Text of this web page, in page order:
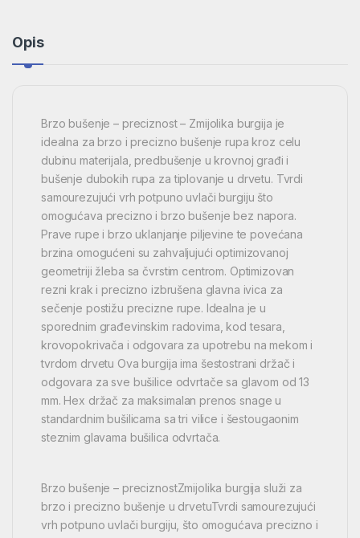
Opis
Brzo bušenje – preciznost – Zmijolika burgija je
idealna za brzo i precizno bušenje rupa kroz celu
dubinu materijala, predbušenje u krovnoj građi i
bušenje dubokih rupa za tiplovanje u drvetu. Tvrdi
samourezujući vrh potpuno uvlači burgiju što
omogućava precizno i brzo bušenje bez napora.
Prave rupe i brzo uklanjanje piljevine te povećana
brzina omogućeni su zahvaljujući optimizovanoj
geometriji žleba sa čvrstim centrom. Optimizovan
rezni krak i precizno izbrušena glavna ivica za
sečenje postižu precizne rupe. Idealna je u
sporednim građevinskim radovima, kod tesara,
krovopokrivača i odgovara za upotrebu na mekom i
tvrdom drvetu Ova burgija ima šestostrani držač i
odgovara za sve bušilice odvrtače sa glavom od 13
mm. Hex držač za maksimalan prenos snage u
standardnim bušilicama sa tri vilice i šestougaonim
steznim glavama bušilica odvrtača.
Brzo bušenje – preciznostZmijolika burgija služi za
brzo i precizno bušenje u drvetuTvrdi samourezujući
vrh potpuno uvlači burgiju, što omogućava precizno i